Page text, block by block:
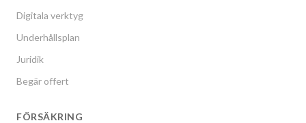
Digitala verktyg
Underhållsplan
Juridik
Begär offert
FÖRSÄKRING